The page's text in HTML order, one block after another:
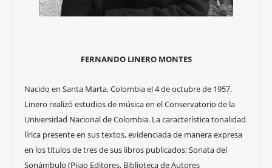
FERNANDO LINERO MONTES
Nacido en Santa Marta, Colombia el 4 de octubre de 1957.
Linero realizó estudios de música en el Conservatorio de la
Universidad Nacional de Colombia. La característica tonalidad
lírica presente en sus textos, evidenciada de manera expresa
en los títulos de tres de sus libros publicados: Sonata del
Sonámbulo (Pijao Editores, Biblioteca de Autores